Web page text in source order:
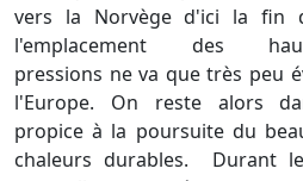
vers la Norvège d'ici la fin
l'emplacement des hauts-
pressions ne va que très peu
l'Europe. On reste alors
propice à la poursuite du
chaleurs durables. Durant